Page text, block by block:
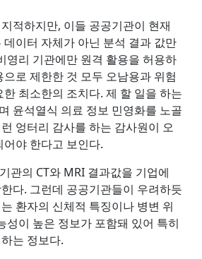
적하지만, 이들 공공기관이 현재
이터 자체가 아닌 분석 결과 값만
영리 기관에만 원격 활용을 허용하
로 제한한 것 모두 오남용과 위험
최소한의 조치다. 제 할 일을 하는
윤석열식 의료 정보 민영화를 노골
엉터리 감사를 하는 감사원이 오
야 한다고 보인다.
관의 CT와 MRI 결과값을 기업에
다. 그런데 공공기관들이 우려하듯
환자의 신체적 특징이나 병변 위
성이 높은 정보가 포함돼 있어 특히
는 정보다.